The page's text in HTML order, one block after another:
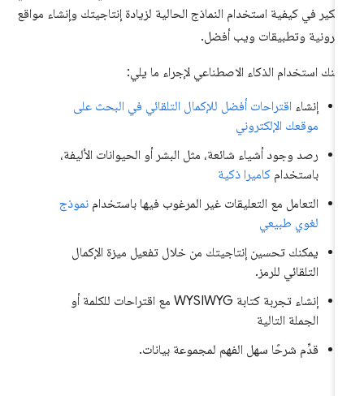
في كيفية استخدام النماذج الحالية لزيادة إنتاجيتك وإنشاء مواقع
وتطبيقات ويب أفضل.
استخدام الذكاء الاصطناعي لإجراء ما يلي:
إنشاءاقتراحات أفضل للإكمال التلقائي في البحث على
موقعك الإلكتروني
رصد وجود أشياء شائعة، مثل البشر أو الحيوانات الأليفة،
باستخدامكاميرا ذكية
التعامل مع التعليقات غير المرغوب فيها باستخدامنموذج
لغوي طبيعي
يمكنك تحسين إنتاجيتك من خلال تفعيل ميزة الإكمال
التلقائي للرمز.
إنشاء تجربة كتابة WYSIWYG مع اقتراحات للكلمة أو
الجملة التالية
قدِّم شرحًا سهل الفهم لمجموعة بيانات.